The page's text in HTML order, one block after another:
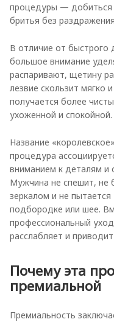
процедуры — добиться
бритья без
В отличие от быстрого
большое внимание
распаривают, щетину
лезвие скользит мягко
получается более
ухоженной и спокойной.
Название
процедура
вниманием к деталям
Мужчина не спешит, не
зеркалом и не
подбородке или шее.
профессиональный
расслабляет и
Почему эта
премиальной
Премиальность